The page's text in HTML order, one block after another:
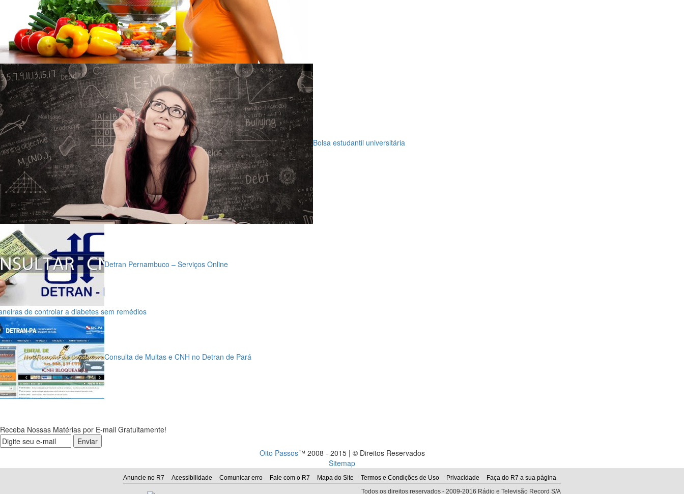
Bolsa estudantil universitária
Detran Pernambuco – Serviços Online
de controlar a diabetes sem remédios
Consulta de Multas e CNH no Detran de Pará
Receba Nossas Matérias por E-mail Gratuitamente!
Oito Passos™ 2008 - 2015 | © Direitos Reservados
Sitemap
Anuncie no R7 Acessibilidade Comunicar erro Fale com o R7 Mapa do Site Termos e Condições de Uso Privacidade
Faça do R7 a sua página
Todos os direitos reservados - 2009-2016 Rádio e Televisão Record S/A